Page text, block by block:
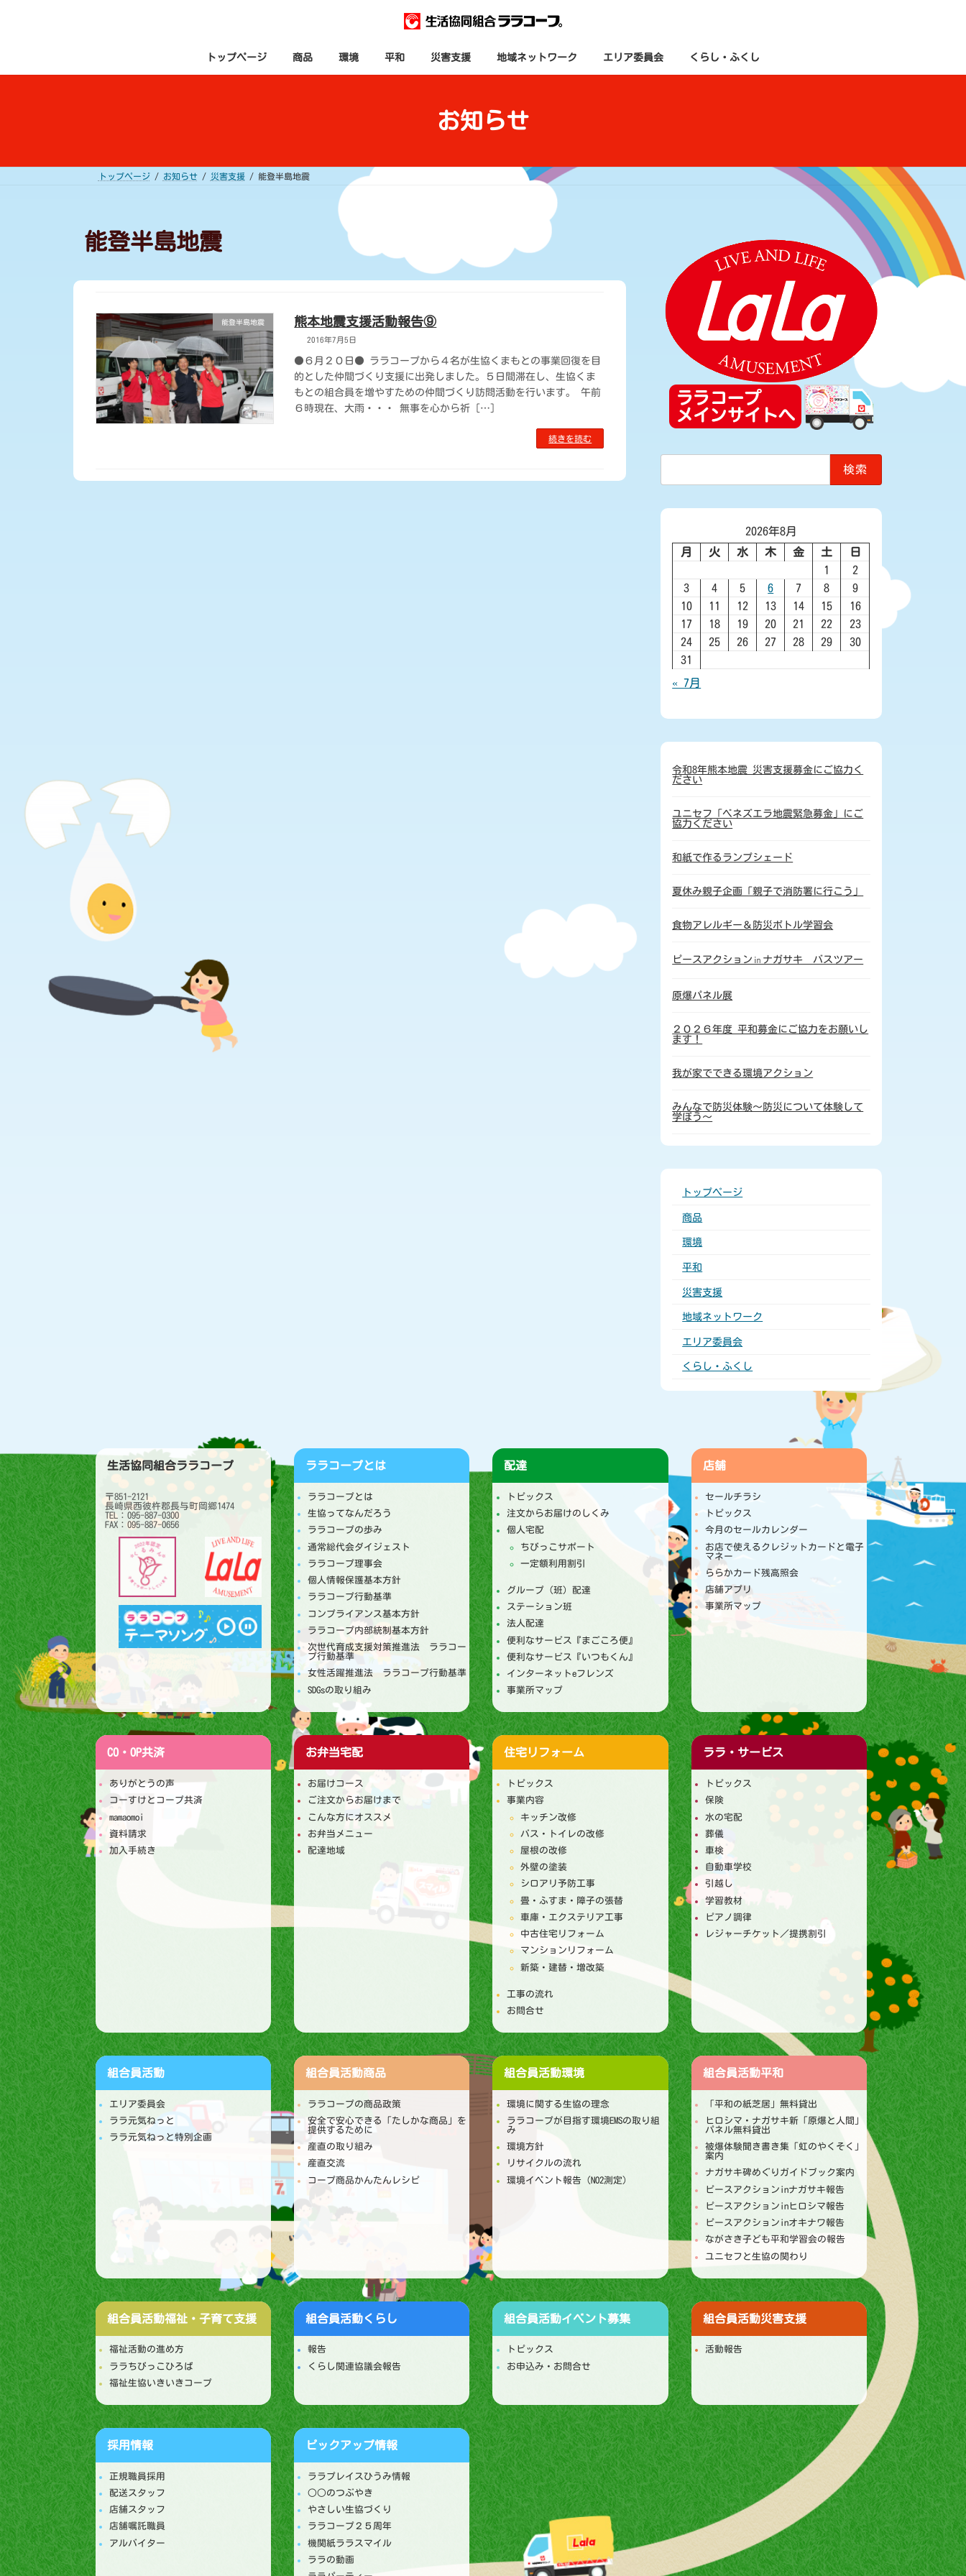
ス
ン
トップページ 商品 環境 平和 災害支援 地域ネットワーク エリア委員会 くらし・ふくし
お知らせ
トップページ お知らせ 災害支援 能登半島地震
能登半島地震
能登半島地震 熊本地震支援活動報告⑨
2016年7月5日
●６月２０日● ララコープから４名が生協くまもとの事業回復を目
的とした仲間づくり支援に出発しました。５日間滞在し、生協くま
もとの組合員を増やすための仲間づくり訪問活動を行います。 午前
６時現在、大雨・・・ 無事を心から祈 […]
続きを読む
検
2026年8月
月
火 水 木 金 土
日
1
2
3
4 5 6 7 8
9
10
11 12 13 14 15
16
17
18 19 20 21 22
23
24
25 26 27 28 29
30
31
« 7月
令和8年熊本地震 災害支援募金にご協力く
ださい
ユニセフ「ベネズエラ地震緊急募金」にご
協力ください
和紙で作るランプシェード
夏休み親子企画「親子で消防署に行こう」
食物アレルギー＆防災ボトル学習会
ピースアクション㏌ナガサキ バスツアー
原爆パネル展
２０２６年度 平和募金にご協力をお願いし
ます！
我が家でできる環境アクション
みんなで防災体験～防災について体験して
学ぼう～
トップページ
商品
環境
平和
災害支援
地域ネットワーク
エリア委員会
くらし・ふくし
生活協同組合ララコープ
〒851-2121
長崎県西彼杵郡長与町岡郷1474
TEL：095-887-0300
FAX：095-887-0656
ララコープとは
ララコープとは
生協ってなんだろう
ララコープの歩み
通常総代会ダイジェスト
ララコープ理事会
個人情報保護基本方針
ララコープ行動基準
コンプライアンス基本方針
ララコープ内部統制基本方針
次世代育成支援対策推進法 ララコー
プ行動基準
女性活躍推進法 ララコープ行動基準
SDGsの取り組み
配達
トピックス
注文からお届けのしくみ
個人宅配
ちびっこサポート
一定額利用割引
グループ（班）配達
ステーション班
法人配達
便利なサービス『まごころ便』
便利なサービス『いつもくん』
インターネットeフレンズ
事業所マップ
店舗
セールチラシ
トピックス
今月のセールカレンダー
お店で使えるクレジットカードと電子
マネー
ららかカード残高照会
店舗アプリ
事業所マップ
CO・OP共済
ありがとうの声
コーすけとコープ共済
mamaomoi
資料請求
加入手続き
お弁当宅配
お届けコース
ご注文からお届けまで
こんな方にオススメ
お弁当メニュー
配達地域
住宅リフォーム
トピックス
事業内容
キッチン改修
バス・トイレの改修
屋根の改修
外壁の塗装
シロアリ予防工事
畳・ふすま・障子の張替
車庫・エクステリア工事
中古住宅リフォーム
マンションリフォーム
新築・建替・増改築
工事の流れ
お問合せ
ララ・サービス
トピックス
保険
水の宅配
葬儀
車検
自動車学校
引越し
学習教材
ピアノ調律
レジャーチケット／提携割引
組合員活動
エリア委員会
ララ元気ねっと
ララ元気ねっと特別企画
組合員活動商品
ララコープの商品政策
安全で安心できる「たしかな商品」を
提供するために
産直の取り組み
産直交流
コープ商品かんたんレシピ
組合員活動環境
環境に関する生協の理念
ララコープが目指す環境EMSの取り組
み
環境方針
リサイクルの流れ
環境イベント報告（NO2測定）
組合員活動平和
「平和の紙芝居」無料貸出
ヒロシマ・ナガサキ新「原爆と人間」
パネル無料貸出
被爆体験聞き書き集「虹のやくそく」
案内
ナガサキ碑めぐりガイドブック案内
ピースアクションinナガサキ報告
ピースアクションinヒロシマ報告
ピースアクションinオキナワ報告
ながさき子ども平和学習会の報告
ユニセフと生協の関わり
組合員活動福祉・子育て支援
福祉活動の進め方
ララちびっこひろば
福祉生協いきいきコープ
組合員活動くらし
報告
くらし関連協議会報告
組合員活動イベント募集
トピックス
お申込み・お問合せ
組合員活動災害支援
活動報告
採用情報
正規職員採用
配送スタッフ
店舗スタッフ
店舗嘱託職員
アルバイター
ピックアップ情報
ララプレイスひうみ情報
○○のつぶやき
やさしい生協づくり
ララコープ２５周年
機関紙ララスマイル
ララの動画